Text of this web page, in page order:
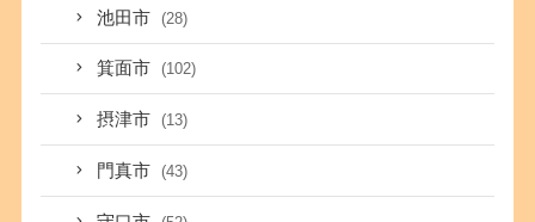
池田市 (28)
箕面市 (102)
摂津市 (13)
門真市 (43)